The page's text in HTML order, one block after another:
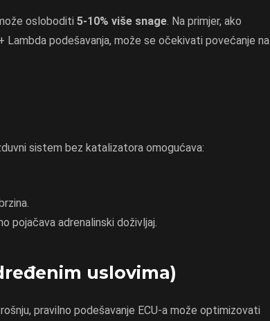
osloboditi 5-10% više snage. Na primjer, ako
Lambda podešavanja, može se očekivati povećanje na
sistem bez katalizatora omogućava:
pojačava adrenalinski doživljaj.
uslovima)
pravilno podešavanje ECU-a može optimizovati